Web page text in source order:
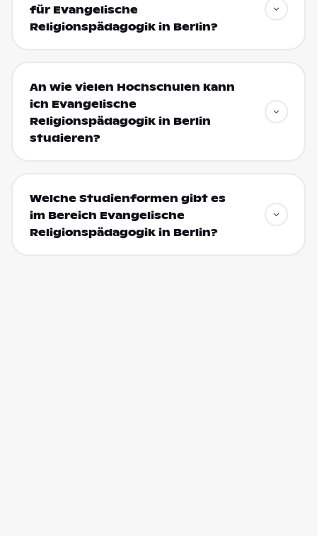
für Evangelische
Religionspädagogik in Berlin?
An wie vielen Hochschulen kann
ich Evangelische
Religionspädagogik in Berlin
studieren?
Welche Studienformen gibt es
im Bereich Evangelische
Religionspädagogik in Berlin?